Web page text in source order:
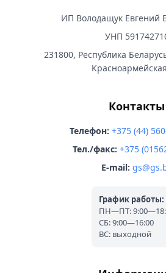
ИП Володащук Евгений
УНП
231800, Республика
Контакты
Телефон: +375 (44)
Тел./факс: +375
E-mail:
График работы:
ПН—ПТ:
СБ: 9:00—16:00
ВС: выходной